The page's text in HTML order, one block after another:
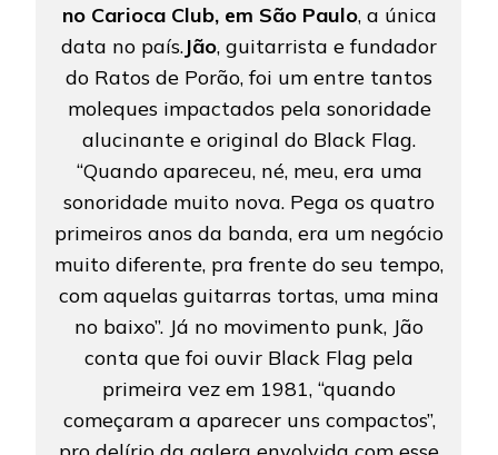
no Carioca Club, em São Paulo, a única
data no país.Jão, guitarrista e fundador
do Ratos de Porão, foi um entre tantos
moleques impactados pela sonoridade
alucinante e original do Black Flag.
“Quando apareceu, né, meu, era uma
sonoridade muito nova. Pega os quatro
primeiros anos da banda, era um negócio
muito diferente, pra frente do seu tempo,
com aquelas guitarras tortas, uma mina
no baixo”. Já no movimento punk, Jão
conta que foi ouvir Black Flag pela
primeira vez em 1981, “quando
começaram a aparecer uns compactos”,